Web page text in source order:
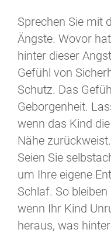
Sprechen Sie mit
Ängste. Wovor
hinter dieser
Gefühl von
Schutz. Das
Geborgenheit.
wenn das Kind
Nähe
Seien Sie
um Ihre eigene
Schlaf. So
wenn Ihr Kind
heraus, was